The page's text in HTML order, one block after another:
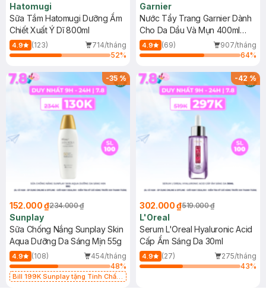
Hatomugi
Sữa Tắm Hatomugi Dưỡng Ẩm
Chiết Xuất Ý Dĩ 800ml
4.9 (123)
714/tháng
52%
Garnier
Nước Tẩy Trang Garnier Dành
Cho Da Dầu Và Mụn 400ml
(Mới)
4.9 (69)
907/tháng
64%
-35%
152.000 ₫234.000 ₫
Sunplay
Sữa Chống Nắng Sunplay Skin
Aqua Dưỡng Da Sáng Mịn 55g
4.9 (108)
454/tháng
48%
Bill 199K Sunplay tặng Tinh Chất
-42%
302.000 ₫519.000 ₫
L'Oreal
Serum L'Oreal Hyaluronic Acid
Cấp Ẩm Sáng Da 30ml
4.9 (27)
275/tháng
43%